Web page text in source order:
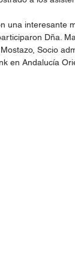
una interesante
Dña.
Socio
en Andalucía